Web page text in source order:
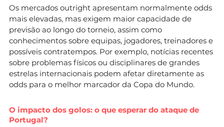
Os mercados outright apresentam normalmente odds
mais elevadas, mas exigem maior capacidade de
previsão ao longo do torneio, assim como
conhecimentos sobre equipas, jogadores, treinadores e
possíveis contratempos. Por exemplo, notícias recentes
sobre problemas físicos ou disciplinares de grandes
estrelas internacionais podem afetar diretamente as
odds para o melhor marcador da Copa do Mundo.
O impacto dos golos: o que esperar do ataque de
Portugal?